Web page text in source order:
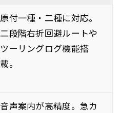
原付一種・二種に対応。
二段階右折回避ルートや
ツーリングログ機能搭
載。
音声案内が高精度。急カ